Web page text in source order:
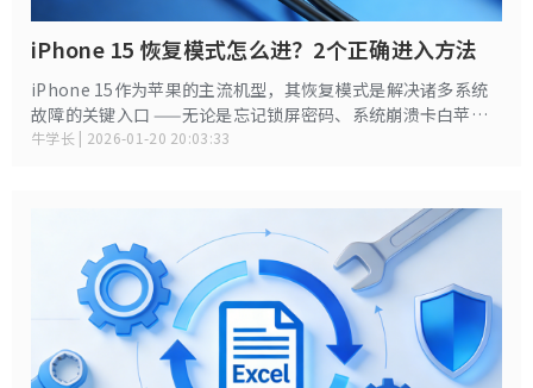
iPhone 15 恢复模式怎么进？2个正确进入方法
iPhone 15作为苹果的主流机型，其恢复模式是解决诸多系统
故障的关键入口 ——无论是忘记锁屏密码、系统崩溃卡白苹
果，还是升级失败导致无法开机，进入恢复模式后通过电脑刷
牛学长 | 2026-01-20 20:03:33